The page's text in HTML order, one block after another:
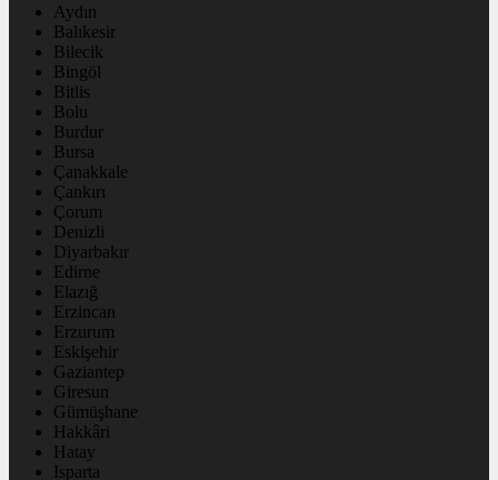
Aydın
Balıkesir
Bilecik
Bingöl
Bitlis
Bolu
Burdur
Bursa
Çanakkale
Çankırı
Çorum
Denizli
Diyarbakır
Edirne
Elazığ
Erzincan
Erzurum
Eskişehir
Gaziantep
Giresun
Gümüşhane
Hakkâri
Hatay
Isparta